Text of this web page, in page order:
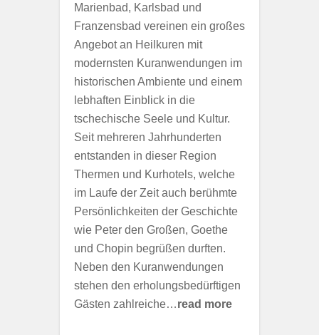
Marienbad, Karlsbad und
Franzensbad vereinen ein großes
Angebot an Heilkuren mit
modernsten Kuranwendungen im
historischen Ambiente und einem
lebhaften Einblick in die
tschechische Seele und Kultur.
Seit mehreren Jahrhunderten
entstanden in dieser Region
Thermen und Kurhotels, welche
im Laufe der Zeit auch berühmte
Persönlichkeiten der Geschichte
wie Peter den Großen, Goethe
und Chopin begrüßen durften.
Neben den Kuranwendungen
stehen den erholungsbedürftigen
Gästen zahlreiche…read more